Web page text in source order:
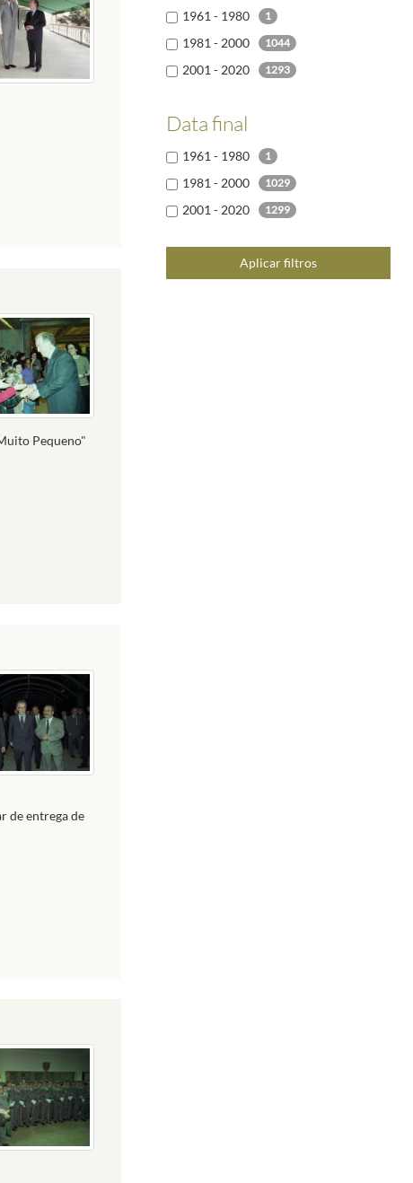
1961 - 1980 1
1981 - 2000 1044
2001 - 2020 1293
Data final
1961 - 1980 1
1981 - 2000 1029
2001 - 2020 1299
Aplicar filtros
Pequeno"
de entrega de